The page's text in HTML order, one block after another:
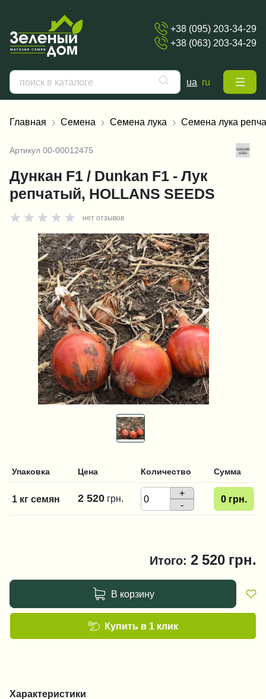
+38 (095) 203-34-29
+38 (063) 203-34-29
ua ru
Главная Семена Семена лука Семена лука
Артикул 00-00012475
Дункан F1 / Dunkan F1 - Лук
репчатый, HOLLANS SEEDS
нет отзывов
Упаковка Цена Количество Сумма
1 кг семян 2 520 грн.
+
-
0 грн.
Итого: 2 520 грн.
В корзину
Купить в 1 клик
Характеристики